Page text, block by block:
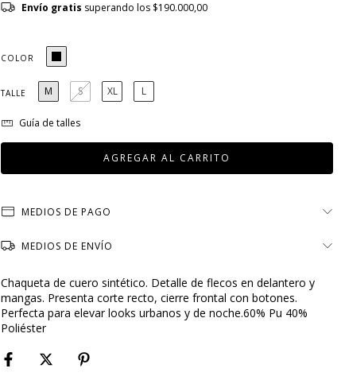
Envío gratis superando los $190.000,00
COLOR
TALLE M S XL L
Guía de talles
MEDIOS DE PAGO
MEDIOS DE ENVÍO
Chaqueta de cuero sintético. Detalle de flecos en delantero y
mangas. Presenta corte recto, cierre frontal con botones.
Perfecta para elevar looks urbanos y de noche.60% Pu 40%
Poliéster